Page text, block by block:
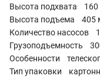
Высота подхвата
Высота подъема 405
Количество насосов 1
Грузоподъемность
Особенности
Тип упаковки